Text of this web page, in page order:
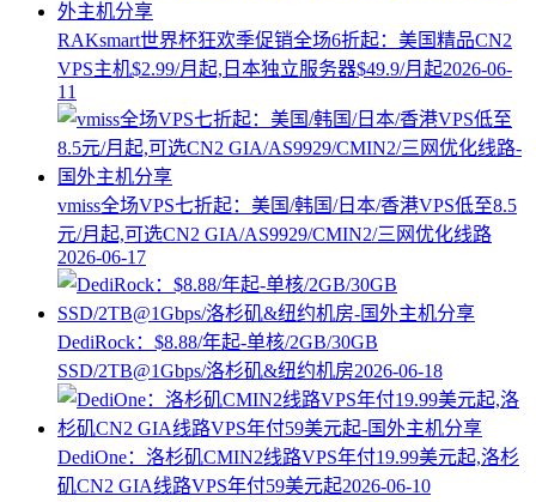
RAKsmart世界杯狂欢季促销全场6折起：美国精品CN2
VPS主机$2.99/月起,日本独立服务器$49.9/月起2026-06-
11
vmiss全场VPS七折起：美国/韩国/日本/香港VPS低至8.5
元/月起,可选CN2 GIA/AS9929/CMIN2/三网优化线路
2026-06-17
DediRock：$8.88/年起-单核/2GB/30GB
SSD/2TB@1Gbps/洛杉矶&纽约机房2026-06-18
DediOne：洛杉矶CMIN2线路VPS年付19.99美元起,洛杉
矶CN2 GIA线路VPS年付59美元起2026-06-10